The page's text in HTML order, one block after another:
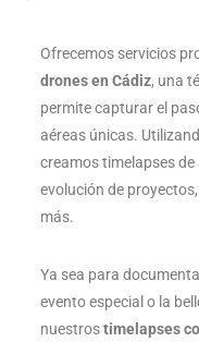
Ofrecemos servicios
drones en Cádiz, una
permite capturar el
aéreas únicas.
creamos timelapses
evolución de
más.
Ya sea para
evento especial o la
nuestrostimelapses